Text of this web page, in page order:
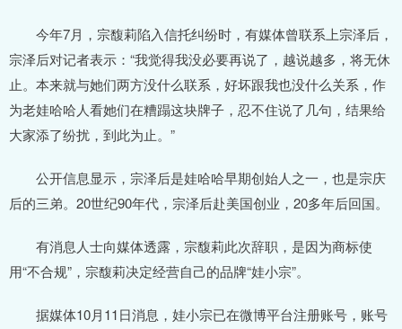
今年7月，宗馥莉陷入信托纠纷时，有媒体曾联系上宗泽后，
宗泽后对记者表示：“我觉得我没必要再说了，越说越多，将无休
止。本来就与她们两方没什么联系，好坏跟我也没什么关系，作
为老娃哈哈人看她们在糟蹋这块牌子，忍不住说了几句，结果给
大家添了纷扰，到此为止。”
公开信息显示，宗泽后是娃哈哈早期创始人之一，也是宗庆
后的三弟。20世纪90年代，宗泽后赴美国创业，20多年后回国。
有消息人士向媒体透露，宗馥莉此次辞职，是因为商标使
用“不合规”，宗馥莉决定经营自己的品牌“娃小宗”。
据媒体10月11日消息，娃小宗已在微博平台注册账号，账号